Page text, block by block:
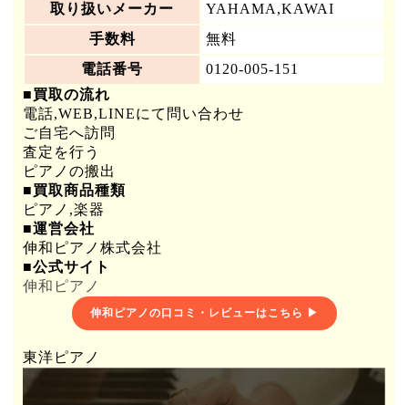
取り扱いメーカー
YAHAMA,KAWAI
手数料
無料
電話番号
0120-005-151
■買取の流れ
電話,WEB,LINEにて問い合わせ
ご自宅へ訪問
査定を行う
ピアノの搬出
■買取商品種類
ピアノ,楽器
■運営会社
伸和ピアノ株式会社
■公式サイト
伸和ピアノ
伸和ピアノの口コミ・レビューはこちら ▶
東洋ピアノ